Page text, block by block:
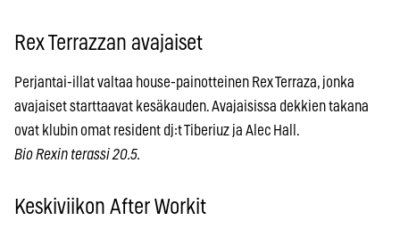
Rex Terrazzan avajaiset
Perjantai-illat valtaa house-painotteinen Rex Terraza, jonka
avajaiset starttaavat kesäkauden. Avajaisissa dekkien takana
ovat klubin omat resident dj:t Tiberiuz ja Alec Hall.
Bio Rexin terassi 20.5.
Keskiviikon After Workit